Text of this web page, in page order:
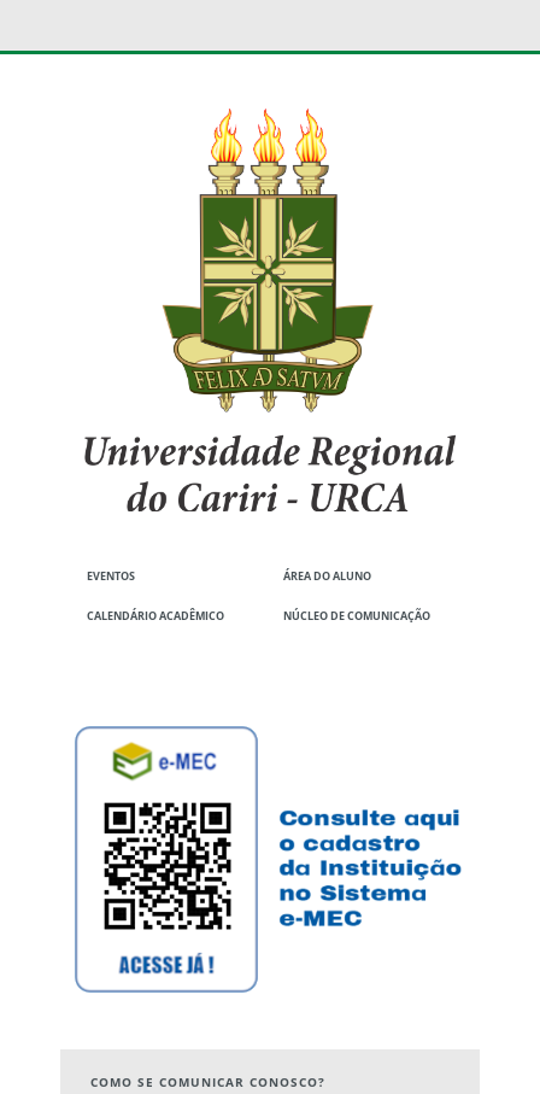
EVENTOS ÁREA DO ALUNO
CALENDÁRIO ACADÊMICO NÚCLEO DE COMUNICAÇÃO
COMO SE COMUNICAR CONOSCO?